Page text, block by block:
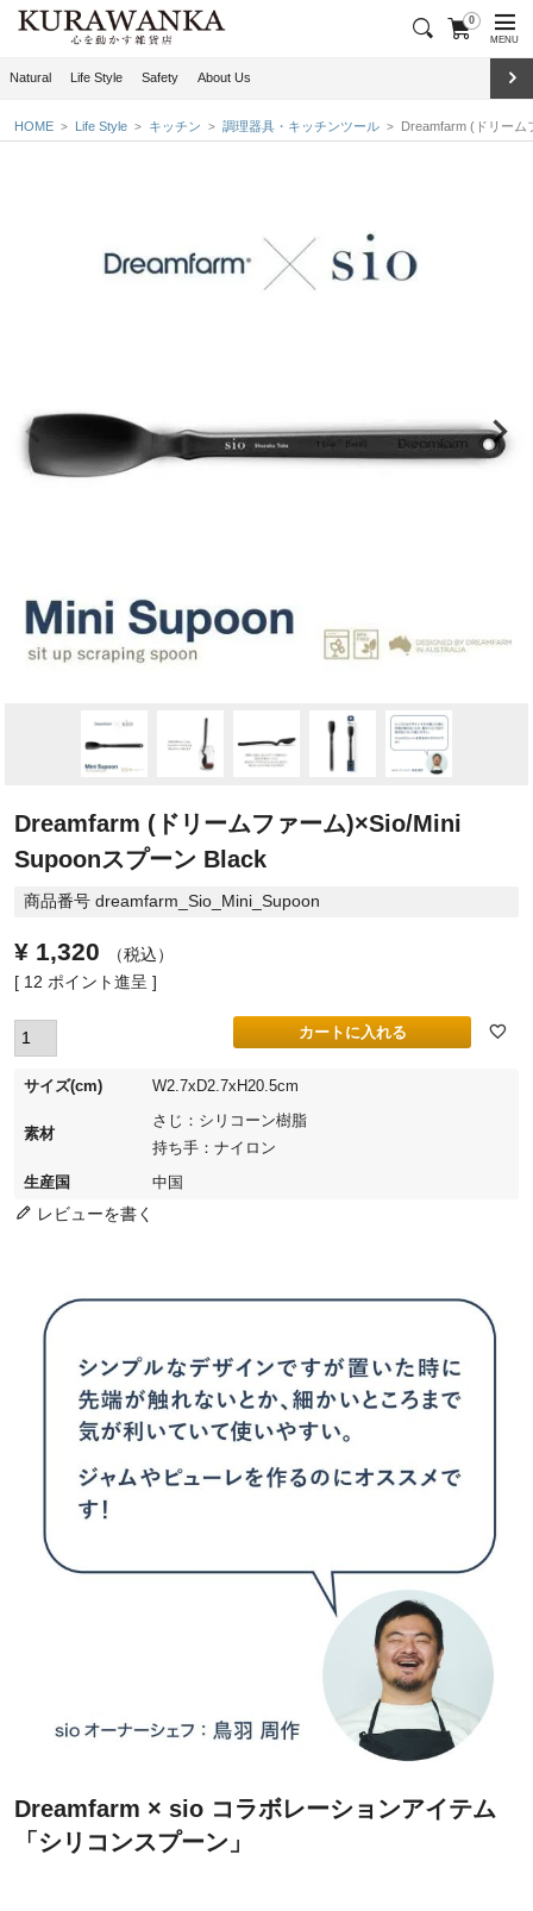
0
MENU
Natural Life Style Safety About Us
HOME Life Style キッチン 調理器具・キッチンツール Dreamfarm (ドリーム
Dreamfarm (ドリームファーム)×Sio/Mini
Supoonスプーン Black
商品番号 dreamfarm_Sio_Mini_Supoon
¥ 1,320
税込
[ 12 ポイント進呈 ]
カートに入れる
サイズ(cm) W2.7xD2.7xH20.5cm
素材
さじ：シリコーン樹脂
持ち手：ナイロン
生産国
中国
レビューを書く
Dreamfarm × sio コラボレーションアイテム
「シリコンスプーン」